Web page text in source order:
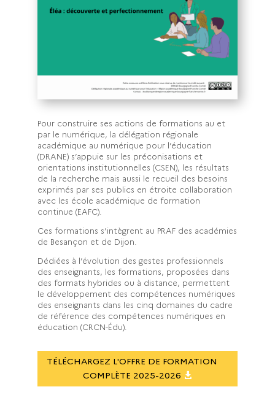
Pour construire ses actions de formations au et
par le numérique, la délégation régionale
académique au numérique pour l’éducation
(DRANE) s’appuie sur les préconisations et
orientations institutionnelles (CSEN), les résultats
de la recherche mais aussi le recueil des besoins
exprimés par ses publics en étroite collaboration
avec les école académique de formation
continue (EAFC).
Ces formations s’intègrent au PRAF des académies
de Besançon et de Dijon.
Dédiées à l’évolution des gestes professionnels
des enseignants, les formations, proposées dans
des formats hybrides ou à distance, permettent
le développement des compétences numériques
des enseignants dans les cinq domaines du cadre
de référence des compétences numériques en
éducation (CRCN-Édu).
TÉLÉCHARGEZ L'OFFRE DE FORMATION
COMPLÈTE 2025-2026